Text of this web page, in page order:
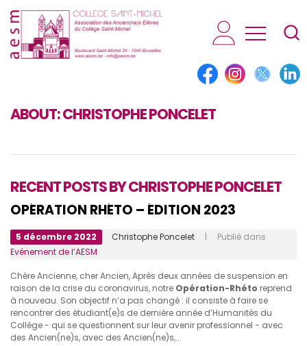
AESM...
ABOUT:CHRISTOPHE PONCELET
RECENT POSTS BY CHRISTOPHE PONCELET
OPÉRATION RHÉTO – ÉDITION 2023
5 décembre 2022 Christophe Poncelet | Publié dans
Evénement de l’AESM
Chère Ancienne, cher Ancien, Après deux années de suspension en
raison de la crise du coronavirus, notre Opération-Rhéto reprend
à nouveau. Son objectif n’a pas changé : il consiste à faire se
rencontrer des étudiant(e)s de dernière année d’Humanités du
Collège - qui se questionnent sur leur avenir professionnel - avec
des Ancien(ne)s, avec des Ancien(ne)s,...